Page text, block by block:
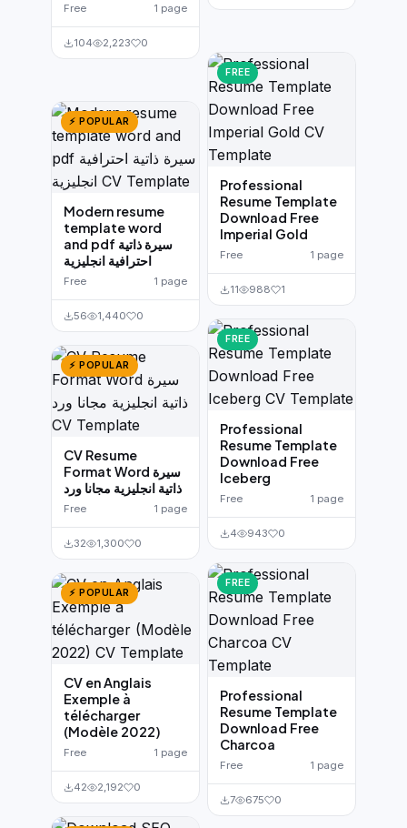
Free 1 page
104 2,223 0
⚡ POPULAR
Modern resume
template word
and pdf سيرة ذاتية
احترافية انجليزية
Free 1 page
56 1,440 0
⚡ POPULAR
CV Resume
Format Word سيرة
ذاتية انجليزية مجانا ورد
Free 1 page
32 1,300 0
⚡ POPULAR
CV en Anglais
Exemple à
télécharger
(Modèle 2022)
Free 1 page
42 2,192 0
FREE
Professional
Resume Template
Download Free
Imperial Gold
Free 1 page
11 988 1
FREE
Professional
Resume Template
Download Free
Iceberg
Free 1 page
4 943 0
FREE
Professional
Resume Template
Download Free
Charcoa
Free 1 page
7 675 0